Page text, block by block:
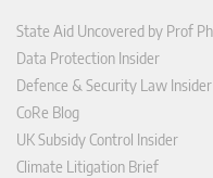
State Aid Uncovered by Prof
Data Protection Insider
Defence & Security Law Insider
CoRe Blog
UK Subsidy Control Insider
Climate Litigation Brief